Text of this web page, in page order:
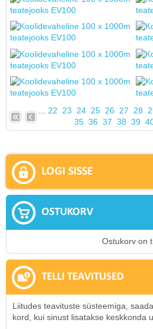
22 23 24 25 26 27 28
35 36 37 38 39
LOGI SISSE
OSTUKORV
Ostukorv on
TELLI TEAVITUSED
Liitudes teavituste süsteemiga,
kord, kui sinust lisatakse keskkonda